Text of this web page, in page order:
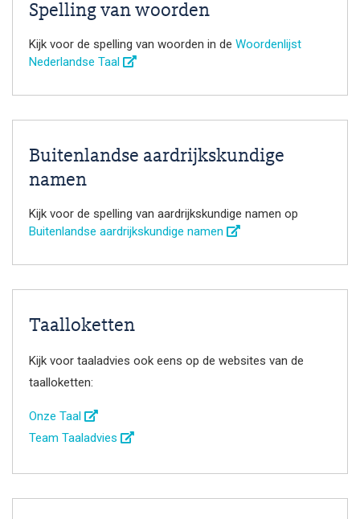
Spelling van woorden
Kijk voor de spelling van woorden in de Woordenlijst
Nederlandse Taal
Buitenlandse aardrijkskundige
namen
Kijk voor de spelling van aardrijkskundige namen op
Buitenlandse aardrijkskundige namen
Taalloketten
Kijk voor taaladvies ook eens op de websites van de
taalloketten:
Onze Taal
Team Taaladvies